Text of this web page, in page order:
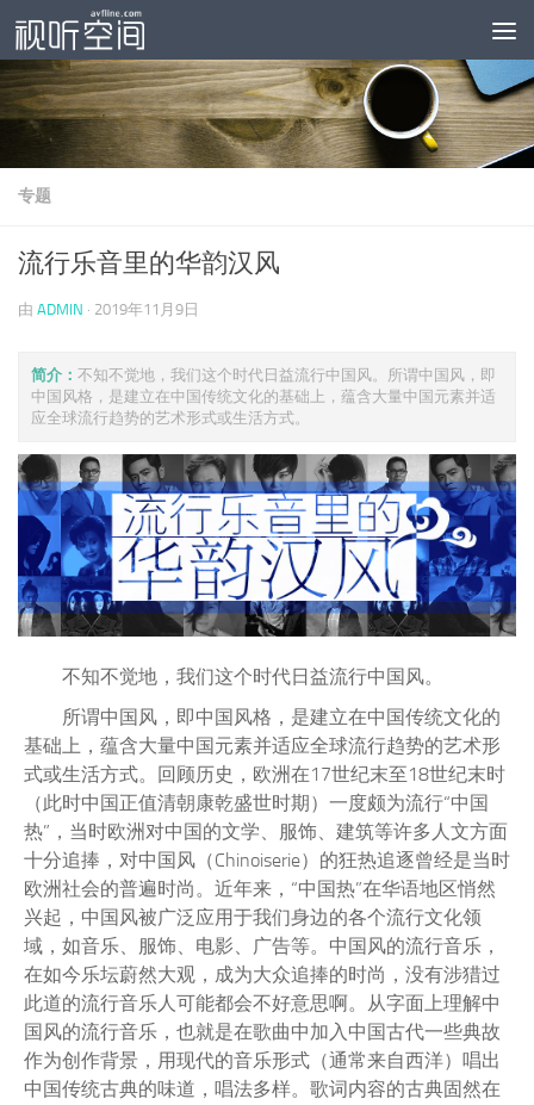
跳至内容
专题
流行乐音里的华韵汉风
由 ADMIN · 2019年11月9日
简介： 不知不觉地，我们这个时代日益流行中国风。所谓中国风，即
中国风格，是建立在中国传统文化的基础上，蕴含大量中国元素并适
应全球流行趋势的艺术形式或生活方式。
不知不觉地，我们这个时代日益流行中国风。
所谓中国风，即中国风格，是建立在中国传统文化的
基础上，蕴含大量中国元素并适应全球流行趋势的艺术形
式或生活方式。回顾历史，欧洲在17世纪末至18世纪末时
（此时中国正值清朝康乾盛世时期）一度颇为流行“中国
热”，当时欧洲对中国的文学、服饰、建筑等许多人文方面
十分追捧，对中国风（Chinoiserie）的狂热追逐曾经是当时
欧洲社会的普遍时尚。近年来，“中国热”在华语地区悄然
兴起，中国风被广泛应用于我们身边的各个流行文化领
域，如音乐、服饰、电影、广告等。中国风的流行音乐，
在如今乐坛蔚然大观，成为大众追捧的时尚，没有涉猎过
此道的流行音乐人可能都会不好意思啊。从字面上理解中
国风的流行音乐，也就是在歌曲中加入中国古代一些典故
作为创作背景，用现代的音乐形式（通常来自西洋）唱出
中国传统古典的味道，唱法多样。歌词内容的古典固然在